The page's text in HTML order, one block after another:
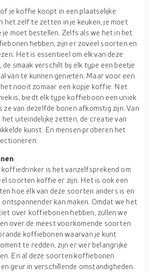
je koffie koopt in een plaatselijke
het zelf te zetten in je keuken, je moet
moet bestellen. Zelfs als we het in het
hebben, zijn er zoveel soorten en
Het is essentieel om elk van deze
smaak verschilt bij elk type een beetje
van te kunnen genieten. Maar voor een
nooit zomaar een kopje koffie. Net
is, biedt elk type koffieboon een uniek
ze van dezelfde bonen afkomstig zijn. Van
uiteindelijke zetten, de creatie van
kunst. En mensen proberen het
is het vanzelfsprekend om
soorten koffie er zijn. Het is ook een
hoe elk van deze soorten anders is en
kan maken. Omdat we het
over koffiebonen hebben, zullen we
over de meest voorkomende soorten
koffiebonen waarvan je kunt
te redden, zijn er vier belangrijke
En al deze soorten koffiebonen
geur in verschillende omstandigheden.